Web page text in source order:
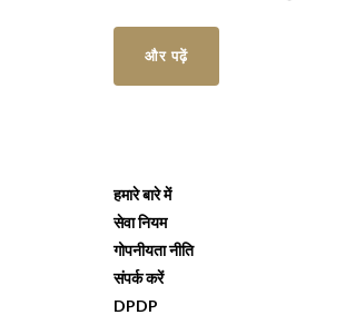
और पढ़ें
हमारे बारे में
सेवा नियम
गोपनीयता नीति
संपर्क करें
DPDP